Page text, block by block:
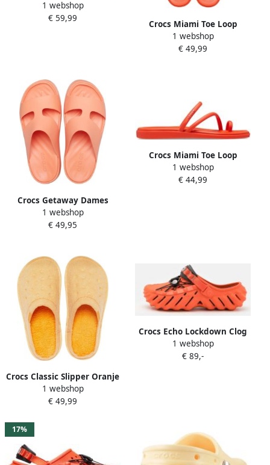
W11
1 webshop
€ 59,99
Crocs Miami Toe Loop
Sandalen US W10
1 webshop
€ 49,99
Crocs Getaway Dames
Klompen Free Feel
Technologie Sunkissed
1 webshop
€ 49,95
Crocs Miami Toe Loop
Sandalen Lava Oranje
1 webshop
€ 44,99
Crocs Classic Slipper Oranje
Sorbet US M8 W10
1 webshop
€ 49,99
Crocs Echo Lockdown Clog
Unisex M13
1 webshop
€ 89,-
17%